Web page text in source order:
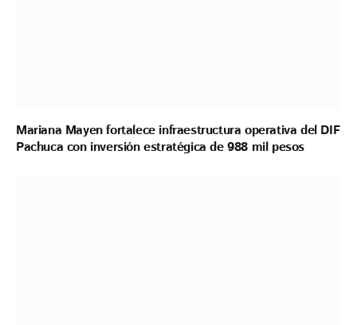
Mariana Mayen fortalece infraestructura operativa del DIF
Pachuca con inversión estratégica de 988 mil pesos